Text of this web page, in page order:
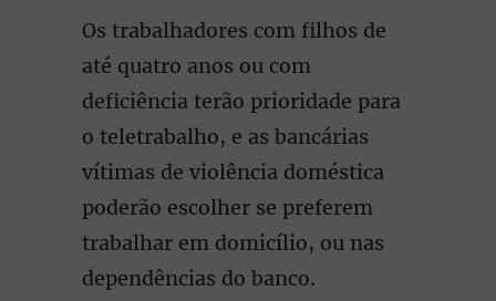
Os trabalhadores com filhos de
até quatro anos ou com
deficiência terão prioridade para
o teletrabalho, e as bancárias
vítimas de violência doméstica
poderão escolher se preferem
trabalhar em domicílio, ou nas
dependências do banco.